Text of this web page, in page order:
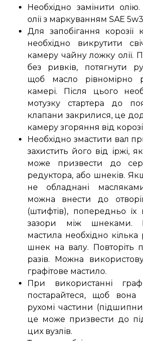
Необхідно замінити
олії з маркуванням SAE
Для запобігання корозії
необхідно викрутити
камеру чайну ложку олії.
без ривків, потягнути
щоб масло рівномірно
камері. Після цього
мотузку стартера до
клапани закрилися, це
камеру згоряння від
Необхідно змастити вал
захистить його від іржі,
може призвести до
редуктора, або шнеків.
не обладнані
можна внести до
(штифтів), попередньо їх
зазори між шнеками.
мастила необхідно кілька
шнек на валу. Повторіть
разів. Можна
графітове мастило.
При використанні
постарайтеся, щоб
рухомі частини
це може призвести до
цих вузлів.